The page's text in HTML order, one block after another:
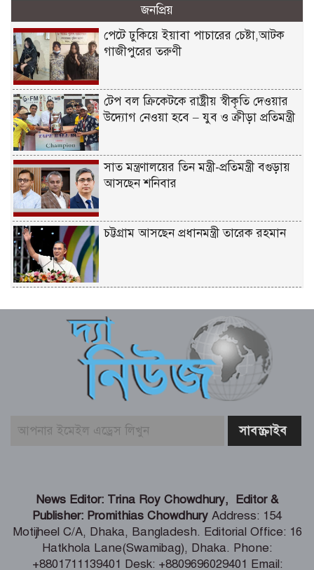
জনপ্রিয়
পেটে ঢুকিয়ে ইয়াবা পাচারের চেষ্টা,আটক
গাজীপুরের তরুণী
টেপ বল ক্রিকেটকে রাষ্ট্রীয় স্বীকৃতি দেওয়ার
উদ্যোগ নেওয়া হবে – যুব ও ক্রীড়া প্রতিমন্ত্রী
সাত মন্ত্রণালয়ের তিন মন্ত্রী-প্রতিমন্ত্রী বগুড়ায়
আসছেন শনিবার
চট্টগ্রাম আসছেন প্রধানমন্ত্রী তারেক রহমান
বাবার ভবিষ্যৎ স্বপ্নের সমাধি
জুলাই আন্দোলনের ত্যাগকে চূড়ান্ত পর্যায়ে
নিয়ে যেতে হবে – তথ্যমন্ত্রী
পুলিশ কর্মকর্তাদের নিয়ে অপপ্রচার, কঠোর
শিগগিরই শুরু হবে তিস্তা মহাপরিকল্পনা
বাস্তবায়নের কাজ – পানি সম্পদ মন্ত্রী
সংবাদপত্র সমাজের দর্পণ – মৎস্য ও
News Editor: Trina Roy Chowdhury, Editor &
Publisher: Promithias Chowdhury Address: 154
Motijheel C/A, Dhaka, Bangladesh. Editorial Office: 16
Hatkhola Lane(Swamibag), Dhaka. Phone:
+8801711139401 Desk: +8809696029401 Email: